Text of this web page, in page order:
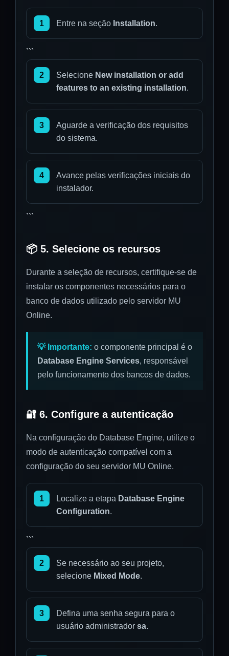
1 Entre na seção Installation.
```
2 Selecione New installation or add
features to an existing installation.
3
Aguarde a verificação dos requisitos
do sistema.
4
Avance pelas verificações iniciais do
instalador.
```
📦 5. Selecione os recursos
Durante a seleção de recursos, certifique-se de
instalar os componentes necessários para o
banco de dados utilizado pelo servidor MU
Online.
💡 Importante: o componente principal é o
Database Engine Services, responsável
pelo funcionamento dos bancos de dados.
🔐 6. Configure a autenticação
Na configuração do Database Engine, utilize o
modo de autenticação compatível com a
configuração do seu servidor MU Online.
1 Localize a etapa Database Engine
Configuration.
```
2
Se necessário ao seu projeto,
selecione Mixed Mode.
3
Defina uma senha segura para o
usuário administrador sa.